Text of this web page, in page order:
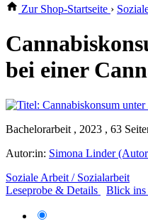
Zur Shop-Startseite ›
bei einer
Bachelorarbeit , 2023 , 63
Autor:in: Simona Linder
Soziale Arbeit / Sozialarbeit
Leseprobe & Details
Blick ins